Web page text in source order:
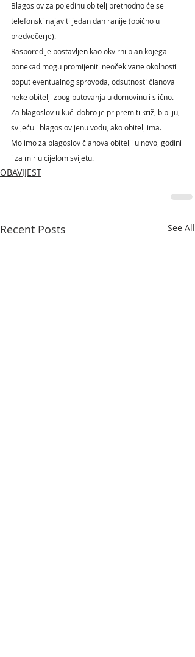
Blagoslov za pojedinu obitelj prethodno će se
telefonski najaviti jedan dan ranije (obično u
predvečerje).
Raspored je postavljen kao okvirni plan kojega
ponekad mogu promijeniti neočekivane okolnosti
poput eventualnog sprovoda, odsutnosti članova
neke obitelji zbog putovanja u domovinu i slično.
Za blagoslov u kući dobro je pripremiti križ, bibliju,
svijeću i blagoslovljenu vodu, ako obitelj ima.
Molimo za blagoslov članova obitelji u novoj godini
i za mir u cijelom svijetu.
OBAVIJEST
Recent Posts See All